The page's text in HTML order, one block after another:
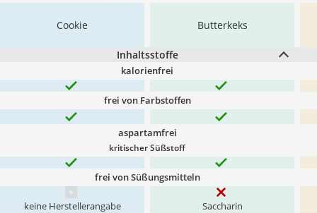
Cookie Butterkeks
Inhaltsstoffe
kalorienfrei
frei von Farbstoffen
aspartamfrei
kritischer Süßstoff
frei von Süßungsmitteln
keine Herstellerangabe Saccharin